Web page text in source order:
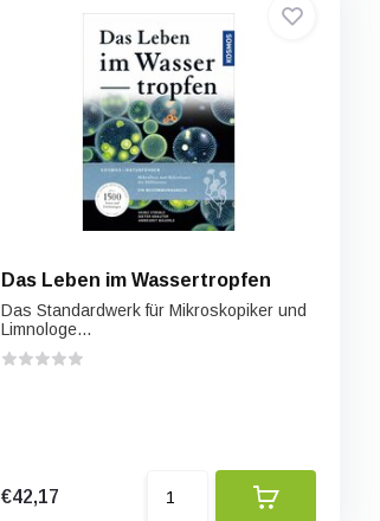
Das Leben im Wassertropfen
Das Standardwerk für Mikroskopiker und
Limnologe...
€42,17